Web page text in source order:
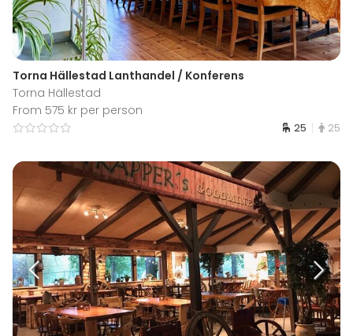
Torna Hällestad Lanthandel / Konferens
Torna Hällestad
From 575 kr per person
25 25